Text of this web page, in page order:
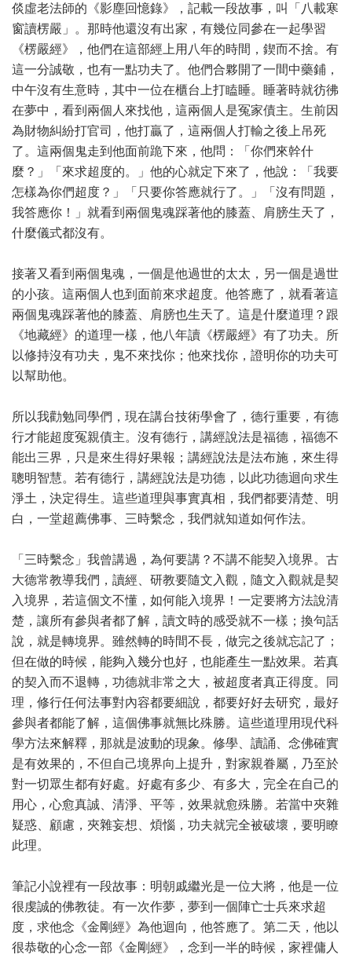
倓虛老法師的《影塵回憶錄》，記載一段故事，叫「八載寒
窗讀楞嚴」。那時他還沒有出家，有幾位同參在一起學習
《楞嚴經》，他們在這部經上用八年的時間，鍥而不捨。有
這一分誠敬，也有一點功夫了。他們合夥開了一間中藥鋪，
中午沒有生意時，其中一位在櫃台上打瞌睡。睡著時就彷彿
在夢中，看到兩個人來找他，這兩個人是冤家債主。生前因
為財物糾紛打官司，他打贏了，這兩個人打輸之後上吊死
了。這兩個鬼走到他面前跪下來，他問：「你們來幹什
麼？」「來求超度的。」他的心就定下來了，他說：「我要
怎樣為你們超度？」「只要你答應就行了。」「沒有問題，
我答應你！」就看到兩個鬼魂踩著他的膝蓋、肩膀生天了，
什麼儀式都沒有。
接著又看到兩個鬼魂，一個是他過世的太太，另一個是過世
的小孩。這兩個人也到面前來求超度。他答應了，就看著這
兩個鬼魂踩著他的膝蓋、肩膀也生天了。這是什麼道理？跟
《地藏經》的道理一樣，他八年讀《楞嚴經》有了功夫。所
以修持沒有功夫，鬼不來找你；他來找你，證明你的功夫可
以幫助他。
所以我勸勉同學們，現在講台技術學會了，德行重要，有德
行才能超度冤親債主。沒有德行，講經說法是福德，福德不
能出三界，只是來生得好果報；講經說法是法布施，來生得
聰明智慧。若有德行，講經說法是功德，以此功德迴向求生
淨土，決定得生。這些道理與事實真相，我們都要清楚、明
白，一堂超薦佛事、三時繫念，我們就知道如何作法。
「三時繫念」我曾講過，為何要講？不講不能契入境界。古
大德常教導我們，讀經、研教要隨文入觀，隨文入觀就是契
入境界，若這個文不懂，如何能入境界！一定要將方法說清
楚，讓所有參與者都了解，讀文時的感受就不一樣；換句話
說，就是轉境界。雖然轉的時間不長，做完之後就忘記了；
但在做的時候，能夠入幾分也好，也能產生一點效果。若真
的契入而不退轉，功德就非常之大，被超度者真正得度。同
理，修行任何法事對內容都要細說，都要好好去研究，最好
參與者都能了解，這個佛事就無比殊勝。這些道理用現代科
學方法來解釋，那就是波動的現象。修學、讀誦、念佛確實
是有效果的，不但自己境界向上提升，對家親眷屬，乃至於
對一切眾生都有好處。好處有多少、有多大，完全在自己的
用心，心愈真誠、清淨、平等，效果就愈殊勝。若當中夾雜
疑惑、顧慮，夾雜妄想、煩惱，功夫就完全被破壞，要明瞭
此理。
筆記小說裡有一段故事：明朝戚繼光是一位大將，他是一位
很虔誠的佛教徒。有一次作夢，夢到一個陣亡士兵來求超
度，求他念《金剛經》為他迴向，他答應了。第二天，他以
很恭敬的心念一部《金剛經》，念到一半的時候，家裡傭人